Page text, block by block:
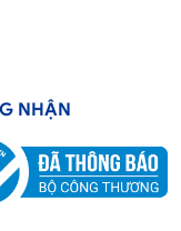
NHẬN